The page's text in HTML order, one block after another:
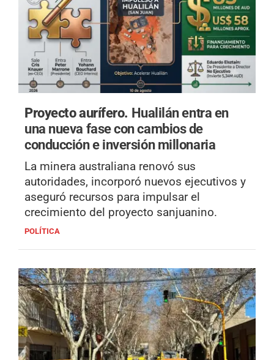
Proyecto aurífero. Hualilán entra en
una nueva fase con cambios de
conducción e inversión millonaria
La minera australiana renovó sus
autoridades, incorporó nuevos ejecutivos y
aseguró recursos para impulsar el
crecimiento del proyecto sanjuanino.
POLÍTICA